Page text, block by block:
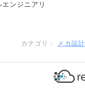
ンジニアリ
カテゴリ： メカ設計